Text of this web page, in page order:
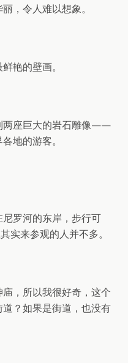
，令人难以想象。
艳的壁画。
两座巨大的岩石雕像——
地的游客。
罗河的东岸，步行可
实来参观的人并不多。
，所以我很好奇，这个
？如果是街道，也没有